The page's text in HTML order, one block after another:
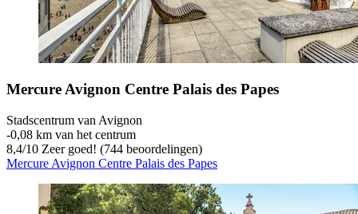
Mercure Avignon Centre Palais des Papes
Stadscentrum van Avignon
‐0,08 km van het centrum
8,4/10 Zeer goed! (744 beoordelingen)
Mercure Avignon Centre Palais des Papes